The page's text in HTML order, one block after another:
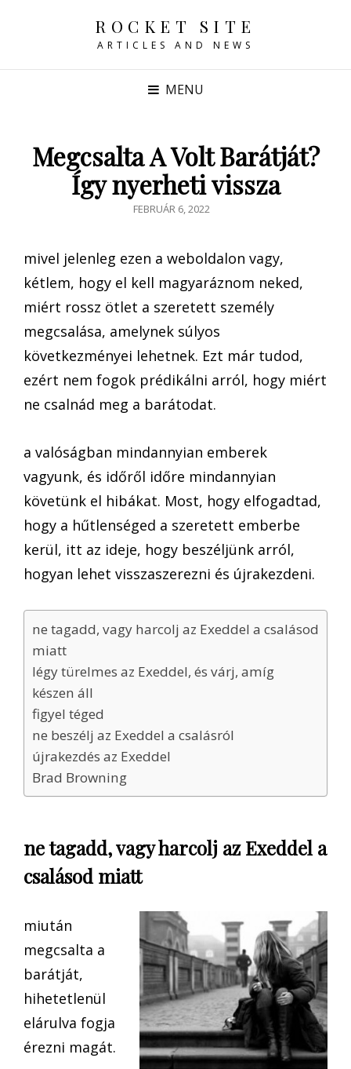
ROCKET SITE
ARTICLES AND NEWS
MENU
Megcsalta A Volt Barátját?
Így nyerheti vissza
POSTED
FEBRUÁR 6, 2022
mivel jelenleg ezen a weboldalon vagy,
kétlem, hogy el kell magyaráznom neked,
miért rossz ötlet a szeretett személy
megcsalása, amelynek súlyos
következményei lehetnek. Ezt már tudod,
ezért nem fogok prédikálni arról, hogy miért
ne csalnád meg a barátodat.
a valóságban mindannyian emberek
vagyunk, és időről időre mindannyian
követünk el hibákat. Most, hogy elfogadtad,
hogy a hűtlenséged a szeretett emberbe
kerül, itt az ideje, hogy beszéljünk arról,
hogyan lehet visszaszerezni és újrakezdeni.
ne tagadd, vagy harcolj az Exeddel a csalásod
miatt
légy türelmes az Exeddel, és várj, amíg
készen áll
figyel téged
ne beszélj az Exeddel a csalásról
újrakezdés az Exeddel
Brad Browning
ne tagadd, vagy harcolj az Exeddel a
csalásod miatt
miután
megcsalta a
barátját,
hihetetlenül
elárulva fogja
érezni magát.